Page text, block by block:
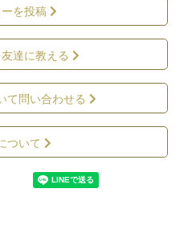
を投稿
達に教える
て問い合わせる
ついて